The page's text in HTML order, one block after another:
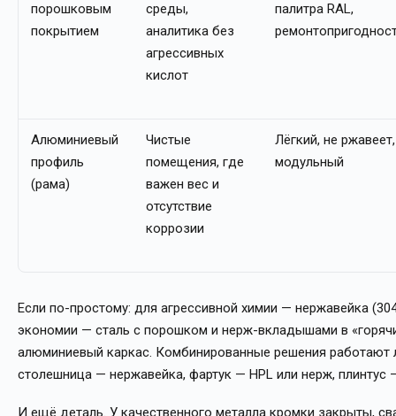
порошковым
покрытием
среды,
аналитика без
агрессивных
кислот
палитра RAL,
Алюминиевый
профиль
(рама)
Чистые
помещения, где
важен вес и
отсутствие
коррозии
Лёгкий, не ржавеет,
модульный
Если по-простому: для агрессивной химии — нержавейка
экономии — сталь с порошком и нерж-вкладышами в
алюминиевый каркас. Комбинированные решения работают
столешница — нержавейка, фартук — HPL или нерж, плинтус
И ещё деталь. У качественного металла кромки закрыты,